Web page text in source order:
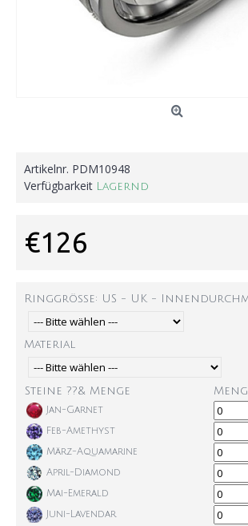
Artikelnr. PDM10948
Verfügbarkeit Lagernd
€126
Ringgröße: US - UK -
Material
Steine ??& Menge
Jan-Garnet
Feb-Amethyst
März-Aquamarine
April-Diamond
Mai-Emerald
Juni-Lavendar